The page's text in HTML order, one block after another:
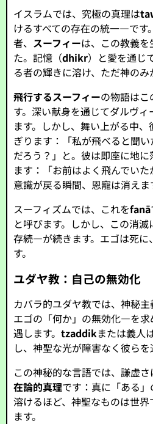
イスラムでは、究極の真理は
けるすべての存在の統一—です
者、 スーフィーは、この教義
た。記憶（dhikr）と愛を通じ
る者の輝きに溶け、ただ神のみ
飛行するスーフィーの物語はこ
す。深い献身を通じてダルヴ
ます。しかし、舞い上がる中
ぎります：「私が飛べると聞
だろう？」と。彼は即座に地
ます：「お前はよく飛んでい
意識が戻る瞬間、恩寵は消えま
スーフィズムでは、これをfanāʾ
と呼びます。しかし、この消滅
存続—が続きます。エゴは死に
す。
ユダヤ教：自己の無効化
カバラ的ユダヤ教では、神秘主
エゴの「何か」の無効化—を求
遇します。tzaddikまたは義人
し、神聖な光が障害なく彼らを
この神秘的な言語では、謙虚
在論的真理です：真に「ある
溶けるほど、神聖なものは世
ます。